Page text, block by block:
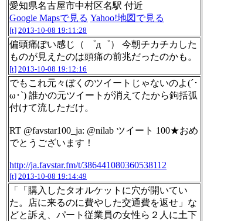
愛知県名古屋市中村区名駅 付近
Google Mapsで見る Yahoo!地図で見る
[t] 2013-10-08 19:11:28
偏頭痛ぽい感じ（ ゜д゜） 今朝チカチカした
ものが見えたのは頭痛の前兆だったのかも。
[t] 2013-10-08 19:12:16
でもこれ元々ぼくのツイートじゃないのよ(´･
ω･`) 誰かの元ツイートが消えてたから鉤括弧
付けて流しただけ。
RT @favstar100_ja: @nilab ツイート 100★おめ
でとうございます！
http://ja.favstar.fm/t/386441080360538112
[t] 2013-10-08 19:14:49
「「購入したタオルケットに穴が開いてい
た。店に来るのに費やした交通費を返せ」な
どと訴え、パート従業員の女性ら２人に土下